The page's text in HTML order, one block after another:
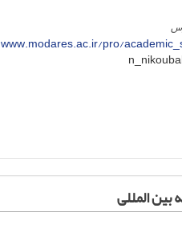
www.modares.ac.ir/pro/
المللی